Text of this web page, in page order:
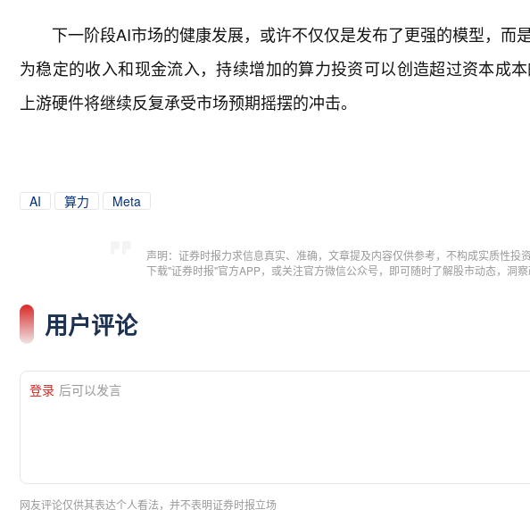
下一阶段AI市场的健康发展，或许不仅仅是发布了更强的模型，而
为稳定的收入和现金流入，持续增加的算力投资可以创造超过资本成
上游硬件将继续反复承受市场预期摇摆的冲击。
AI 算力 Meta
声明：证券时报力求信息真实、准确，文章提及内容仅供参考，不构成实质性投
下载"证券时报"官方APP，或关注官方微信公众号，即可随时了解股市动态，洞察
用户评论
登录 后可以发言
网友评论仅供其表达个人看法，并不表明证券时报立场